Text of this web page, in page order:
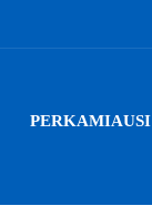
PERKAMIAUSI